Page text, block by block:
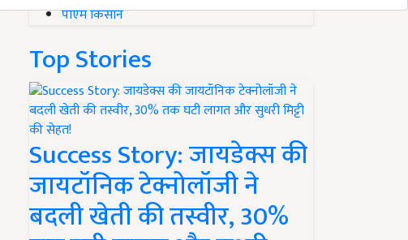
पीएम किसान
Top Stories
Success Story: जायडेक्स की
जायटॉनिक टेक्नोलॉजी ने
बदली खेती की तस्वीर, 30%